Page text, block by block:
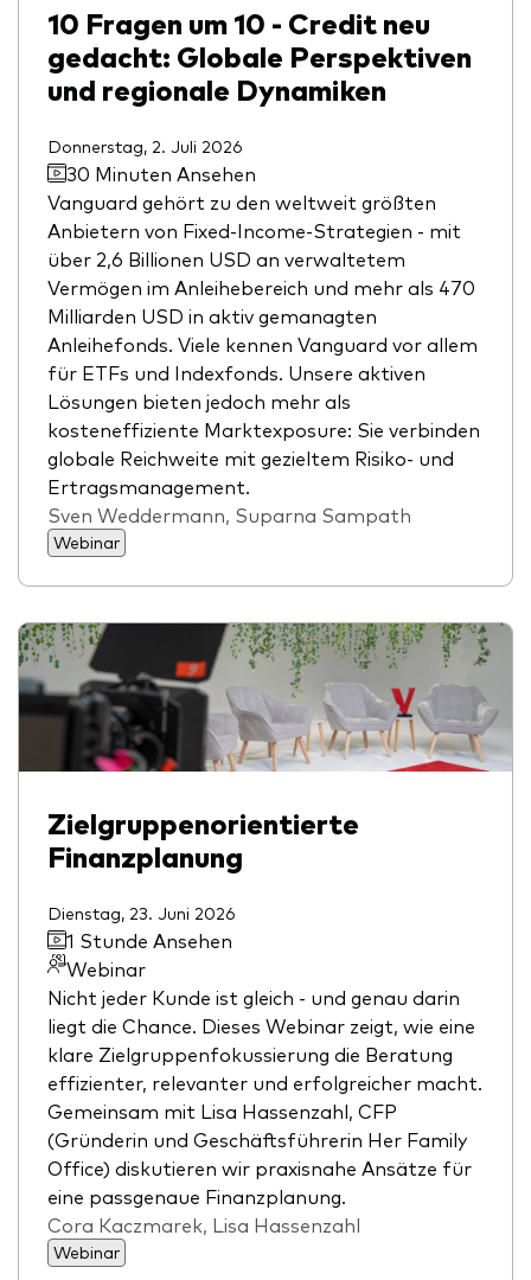
10 Fragen um 10 - Credit neu
gedacht: Globale Perspektiven
und regionale Dynamiken
Donnerstag, 2. Juli 2026
30 Minuten Ansehen
Vanguard gehört zu den weltweit größten
Anbietern von Fixed-Income-Strategien - mit
über 2,6 Billionen USD an verwaltetem
Vermögen im Anleihebereich und mehr als 470
Milliarden USD in aktiv gemanagten
Anleihefonds. Viele kennen Vanguard vor allem
für ETFs und Indexfonds. Unsere aktiven
Lösungen bieten jedoch mehr als
kosteneffiziente Marktexposure: Sie verbinden
globale Reichweite mit gezieltem Risiko- und
Ertragsmanagement.
Sven Weddermann, Suparna Sampath
Webinar
Zielgruppenorientierte
Finanzplanung
Dienstag, 23. Juni 2026
1 Stunde Ansehen
Webinar
Nicht jeder Kunde ist gleich - und genau darin
liegt die Chance. Dieses Webinar zeigt, wie eine
klare Zielgruppenfokussierung die Beratung
effizienter, relevanter und erfolgreicher macht.
Gemeinsam mit Lisa Hassenzahl, CFP
(Gründerin und Geschäftsführerin Her Family
Office) diskutieren wir praxisnahe Ansätze für
eine passgenaue Finanzplanung.
Cora Kaczmarek, Lisa Hassenzahl
Webinar